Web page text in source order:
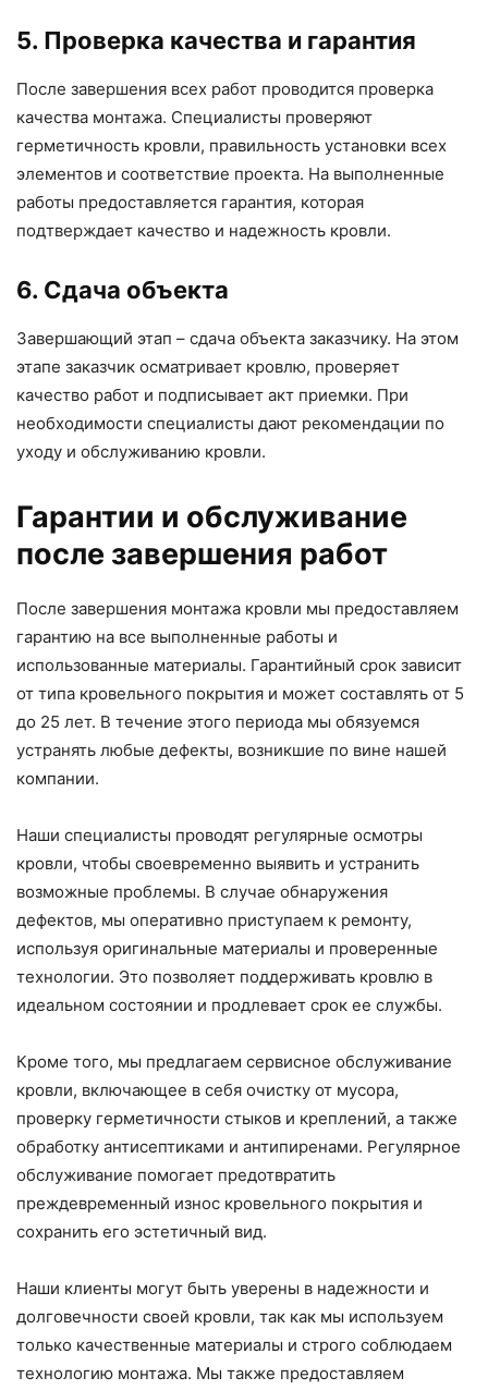
5. Проверка качества и гарантия
После завершения всех работ проводится проверка
качества монтажа. Специалисты проверяют
герметичность кровли, правильность установки всех
элементов и соответствие проекта. На выполненные
работы предоставляется гарантия, которая
подтверждает качество и надежность кровли.
6. Сдача объекта
Завершающий этап – сдача объекта заказчику. На этом
этапе заказчик осматривает кровлю, проверяет
качество работ и подписывает акт приемки. При
необходимости специалисты дают рекомендации по
уходу и обслуживанию кровли.
Гарантии и обслуживание
после завершения работ
После завершения монтажа кровли мы предоставляем
гарантию на все выполненные работы и
использованные материалы. Гарантийный срок зависит
от типа кровельного покрытия и может составлять от 5
до 25 лет. В течение этого периода мы обязуемся
устранять любые дефекты, возникшие по вине нашей
компании.
Наши специалисты проводят регулярные осмотры
кровли, чтобы своевременно выявить и устранить
возможные проблемы. В случае обнаружения
дефектов, мы оперативно приступаем к ремонту,
используя оригинальные материалы и проверенные
технологии. Это позволяет поддерживать кровлю в
идеальном состоянии и продлевает срок ее службы.
Кроме того, мы предлагаем сервисное обслуживание
кровли, включающее в себя очистку от мусора,
проверку герметичности стыков и креплений, а также
обработку антисептиками и антипиренами. Регулярное
обслуживание помогает предотвратить
преждевременный износ кровельного покрытия и
сохранить его эстетичный вид.
Наши клиенты могут быть уверены в надежности и
долговечности своей кровли, так как мы используем
только качественные материалы и строго соблюдаем
технологию монтажа. Мы также предоставляем